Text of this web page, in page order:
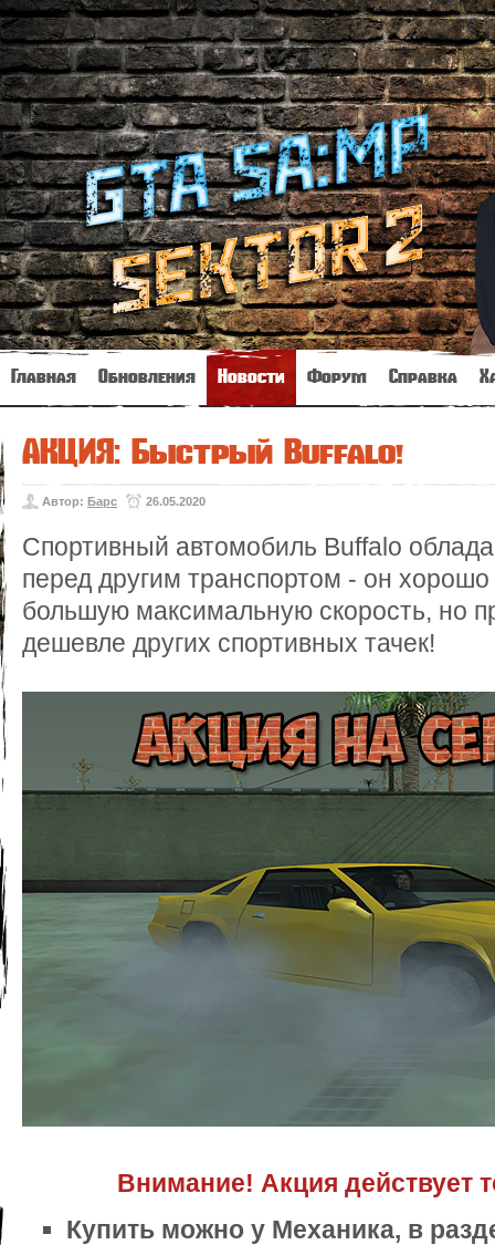
Главная Обновления Новости Форум Справка
АКЦИЯ: Быстрый Buffalo!
Автор: Барс 26.05.2020
Спортивный автомобиль Buffalo
перед другим транспортом - он хорошо
большую максимальную скорость, но
дешевле других спортивных тачек!
Внимание! Акция действует
Купить можно у Механика, в